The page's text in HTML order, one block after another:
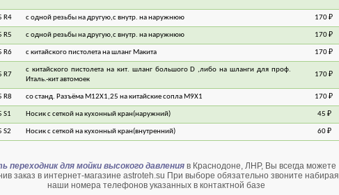
R4 с одной резьбы на другую,с внутр. на наружнюю 170 ₽
R5 с одной резьбы на другую,с внутр. на наружнюю 170 ₽
R6 с китайского пистолета на шланг Макита 170 ₽
R7
с китайского пистолета на кит. шланг большого D ,либо на шланги для проф.
Италь.-кит автомоек
170 ₽
R8 со станд. Разъёма М12Х1,25 на китайские сопла М9Х1 170 ₽
S1 Носик с сеткой на кухонный кран(наружний) 45 ₽
S2 Носик с сеткой на кухонный кран(внутренний) 60 ₽
переходник для мойки высокого давления в Краснодоне, ЛНР, Вы всегда можете
заказ в интернет-магазине astroteh.su При выборе обязательно звоните набирая
наши номера телефонов указанных в контактной базе